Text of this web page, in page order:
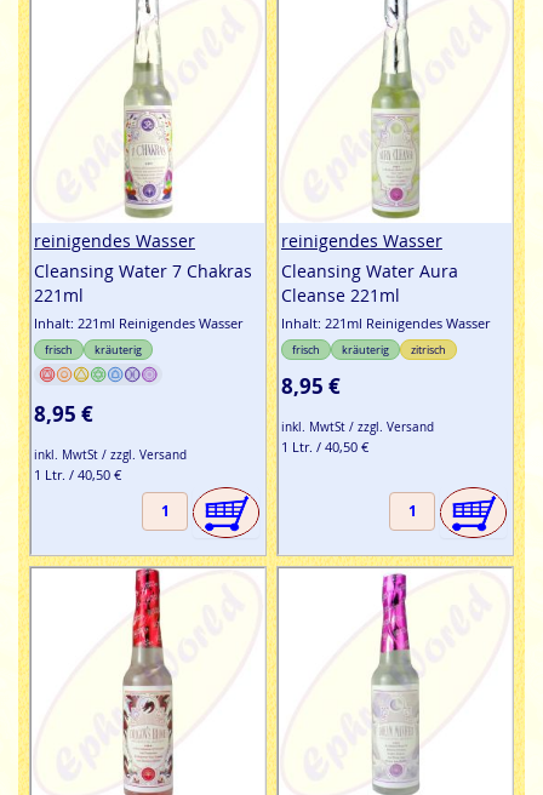
Element, das seit der Antike in der spirituellen Tradition auf
der ganzen Welt anerkannt ist.
Ephra World Shop
hat wie immer verschiedene Sorten an
reinigendem Wasser zur sofortigen Lieferung bereitstehen.
Einfach bestellen & günstig kaufen - leicht gemacht.
reinigendes Wasser
Cleansing Water 7 Chakras
221ml
Inhalt: 221ml Reinigendes Wasser
frisch kräuterig
8,95 €
inkl. MwtSt / zzgl. Versand
1 Ltr. / 40,50 €
reinigendes Wasser
Cleansing Water Aura
Cleanse 221ml
Inhalt: 221ml Reinigendes Wasser
frisch kräuterig zitrisch
8,95 €
inkl. MwtSt / zzgl. Versand
1 Ltr. / 40,50 €